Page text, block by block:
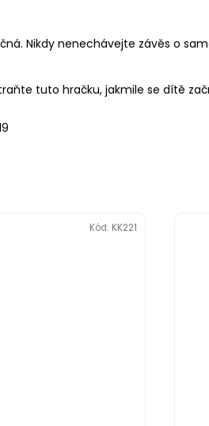
Nikdy nenechávejte závěs o
tuto hračku, jakmile se dítě
Kód: KK221